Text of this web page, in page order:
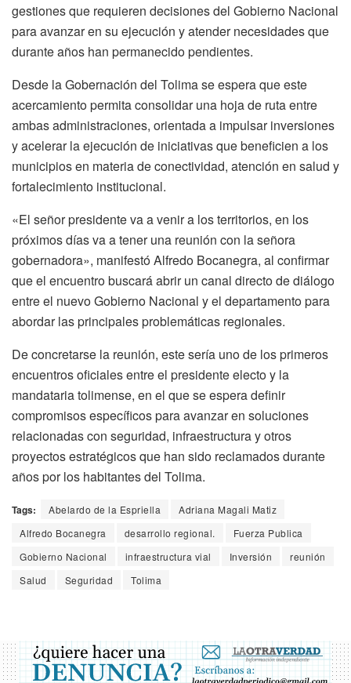
gestiones que requieren decisiones del Gobierno Nacional
para avanzar en su ejecución y atender necesidades que
durante años han permanecido pendientes.
Desde la Gobernación del Tolima se espera que este
acercamiento permita consolidar una hoja de ruta entre
ambas administraciones, orientada a impulsar inversiones
y acelerar la ejecución de iniciativas que beneficien a los
municipios en materia de conectividad, atención en salud y
fortalecimiento institucional.
«El señor presidente va a venir a los territorios, en los
próximos días va a tener una reunión con la señora
gobernadora», manifestó Alfredo Bocanegra, al confirmar
que el encuentro buscará abrir un canal directo de diálogo
entre el nuevo Gobierno Nacional y el departamento para
abordar las principales problemáticas regionales.
De concretarse la reunión, este sería uno de los primeros
encuentros oficiales entre el presidente electo y la
mandataria tolimense, en el que se espera definir
compromisos específicos para avanzar en soluciones
relacionadas con seguridad, infraestructura y otros
proyectos estratégicos que han sido reclamados durante
años por los habitantes del Tolima.
Tags: Abelardo de la Espriella
Adriana Magali Matiz
Alfredo Bocanegra
desarrollo regional.
Fuerza Publica
Gobierno Nacional
infraestructura vial Inversión
reunión
Salud
Seguridad Tolima